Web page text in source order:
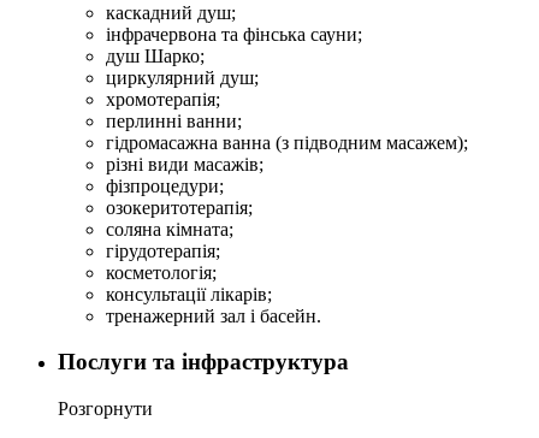
каскадний душ;
інфрачервона та фінська сауни;
душ Шарко;
циркулярний душ;
хромотерапія;
перлинні ванни;
гідромасажна ванна (з підводним масажем);
різні види масажів;
фізпроцедури;
озокеритотерапія;
соляна кімната;
гірудотерапія;
косметологія;
консультації лікарів;
тренажерний зал і басейн.
Послуги та інфраструктура
Розгорнути